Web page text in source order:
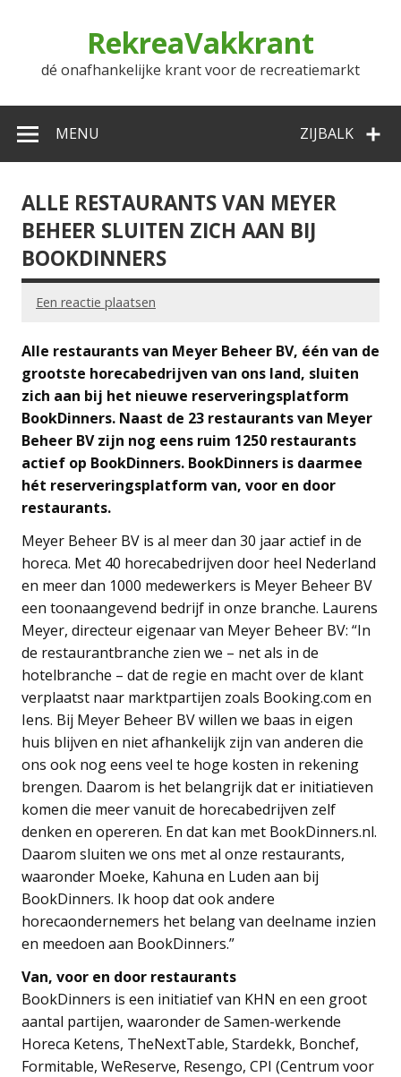
RekreaVakkrant
dé onafhankelijke krant voor de recreatiemarkt
ZIJBALK
MENU
ALLE RESTAURANTS VAN MEYER
BEHEER SLUITEN ZICH AAN BIJ
BOOKDINNERS
Een reactie plaatsen
Alle restaurants van Meyer Beheer BV, één van de
grootste horecabedrijven van ons land, sluiten
zich aan bij het nieuwe reserveringsplatform
BookDinners. Naast de 23 restaurants van Meyer
Beheer BV zijn nog eens ruim 1250 restaurants
actief op BookDinners. BookDinners is daarmee
hét reserveringsplatform van, voor en door
restaurants.
Meyer Beheer BV is al meer dan 30 jaar actief in de
horeca. Met 40 horecabedrijven door heel Nederland
en meer dan 1000 medewerkers is Meyer Beheer BV
een toonaangevend bedrijf in onze branche. Laurens
Meyer, directeur eigenaar van Meyer Beheer BV: “In
de restaurantbranche zien we – net als in de
hotelbranche – dat de regie en macht over de klant
verplaatst naar marktpartijen zoals Booking.com en
Iens. Bij Meyer Beheer BV willen we baas in eigen
huis blijven en niet afhankelijk zijn van anderen die
ons ook nog eens veel te hoge kosten in rekening
brengen. Daarom is het belangrijk dat er initiatieven
komen die meer vanuit de horecabedrijven zelf
denken en opereren. En dat kan met BookDinners.nl.
Daarom sluiten we ons met al onze restaurants,
waaronder Moeke, Kahuna en Luden aan bij
BookDinners. Ik hoop dat ook andere
horecaondernemers het belang van deelname inzien
en meedoen aan BookDinners.”
Van, voor en door restaurants
BookDinners is een initiatief van KHN en een groot
aantal partijen, waaronder de Samen-werkende
Horeca Ketens, TheNextTable, Stardekk, Bonchef,
Formitable, WeReserve, Resengo, CPI (Centrum voor